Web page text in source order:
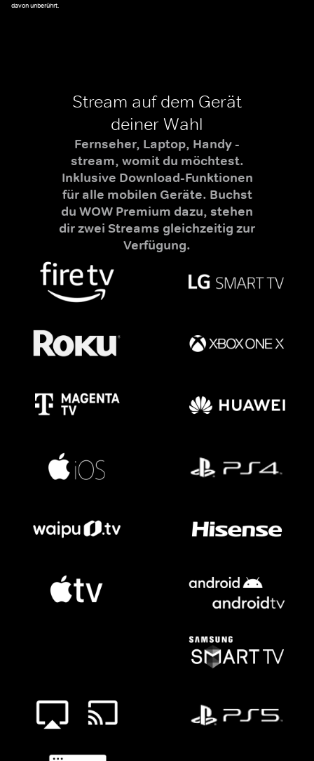
davon unberührt.
Stream auf dem Gerät
deiner Wahl
Fernseher, Laptop, Handy -
stream, womit du möchtest.
Inklusive Download-Funktionen
für alle mobilen Geräte. Buchst
du WOW Premium dazu, stehen
dir zwei Streams gleichzeitig zur
Verfügung.